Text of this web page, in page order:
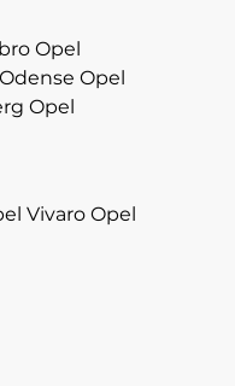
Opel
Opel
Opel
Vivaro Opel